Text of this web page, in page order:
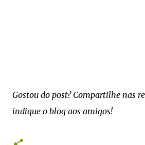
Gostou do post? Compartilhe nas
indique o blog aos amigos!